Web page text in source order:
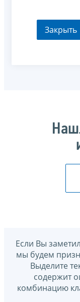
Закрыть
Если Вы
мы будем
Выделите
содержит
комбинацию